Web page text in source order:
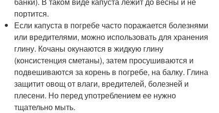
портится.
Если капуста в погребе часто поражается болезнями
или вредителями, можно использовать для хранения
глину. Кочаны окунаются в жидкую глину
(консистенция сметаны), затем просушиваются и
подвешиваются за корень в погребе, на балку. Глина
защитит овощ от влаги, вредителей, болезней и
плесени. Но перед употреблением ее нужно
тщательно мыть.